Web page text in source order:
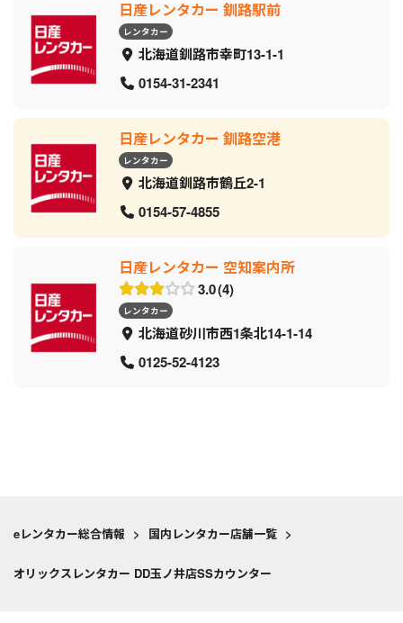
日産レンタカー 釧路駅前
レンタカー
北海道釧路市幸町13-1-1
0154-31-2341
日産レンタカー 釧路空港
レンタカー
北海道釧路市鶴丘2-1
0154-57-4855
日産レンタカー 空知案内所
3.0 4
レンタカー
北海道砂川市西1条北14-1-14
0125-52-4123
eレンタカー総合情報 > 国内レンタカー店舗一覧 >
オリックスレンタカー DD玉ノ井店SSカウンター